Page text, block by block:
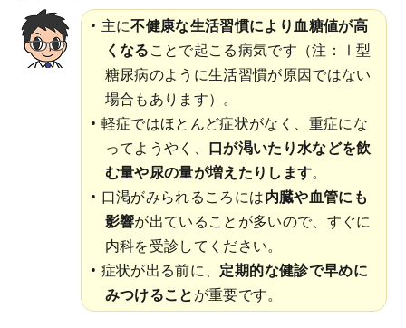
主に不健康な生活習慣により血糖値が高
くなることで起こる病気です（注：Ⅰ型
糖尿病のように生活習慣が原因ではない
場合もあります）。
軽症ではほとんど症状がなく、重症にな
ってようやく、 口が渇いたり水などを飲
む量や尿の量が増えたりします。
口渇がみられるころには内臓や血管にも
影響が出ていることが多いので、すぐに
内科を受診してください。
症状が出る前に、定期的な健診で早めに
みつけることが重要です。